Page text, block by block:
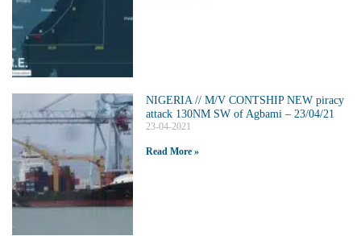
NIGERIA // M/V CONTSHIP NEW piracy
attack 130NM SW of Agbami – 23/04/21
23-04-2021
Read More »